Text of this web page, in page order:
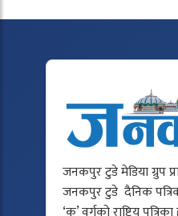
जनकपुर टुडे मेडिया ग्रुप
जनकपुर टुडे दैनिक